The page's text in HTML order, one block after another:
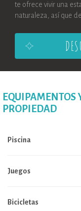
te ofrece vivir una
naturaleza, así que
EQUIPAMENTOS
PROPIEDAD
Piscina
Juegos
Bicicletas